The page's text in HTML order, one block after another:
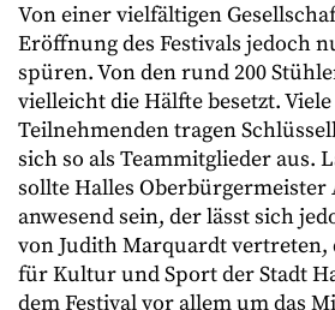
Von einer vielfältigen
Eröffnung des Festivals jedoch
spüren. Von den rund 200
vielleicht die Hälfte besetzt.
Teilnehmenden tragen
sich so als Teammitglieder aus.
sollte Halles Oberbürgermeister
anwesend sein, der lässt sich
von Judith Marquardt vertreten,
für Kultur und Sport der Stadt
dem Festival vor allem um das